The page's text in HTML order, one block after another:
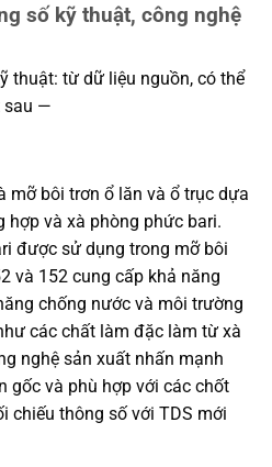
số kỹ thuật, công nghệ
thuật: từ dữ liệu nguồn, có thể
sau —
mỡ bôi trơn ổ lăn và ổ trục dựa
hợp và xà phòng phức bari.
được sử dụng trong mỡ bôi
và 152 cung cấp khả năng
chống nước và môi trường
các chất làm đặc làm từ xà
nghệ sản xuất nhấn mạnh
gốc và phù hợp với các chốt
chiếu thông số với TDS mới